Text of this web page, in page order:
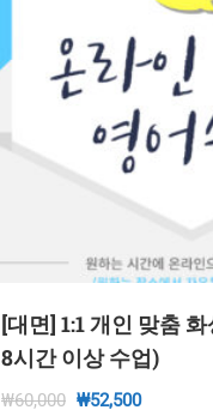
[대면] 1:1 개인 맞춤
8시간 이상 수업)
₩60,000 원
₩52,500현